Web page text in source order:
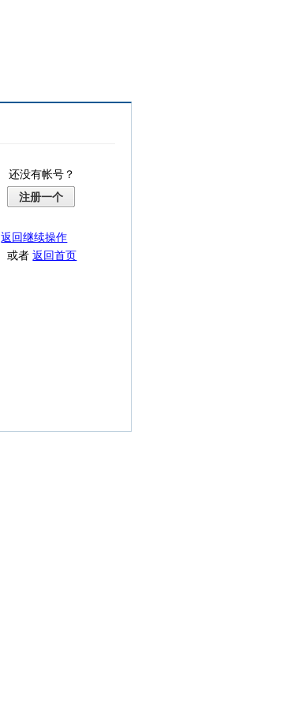
还没有帐号？
注册一个
返回继续操作
或者返回首页